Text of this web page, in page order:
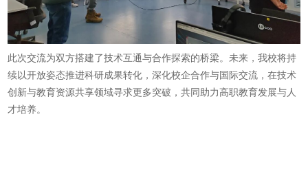
此次交流为双方搭建了技术互通与合作探索的桥梁。未来，我校将持
续以开放姿态推进科研成果转化，深化校企合作与国际交流，在技术
创新与教育资源共享领域寻求更多突破，共同助力高职教育发展与人
才培养。